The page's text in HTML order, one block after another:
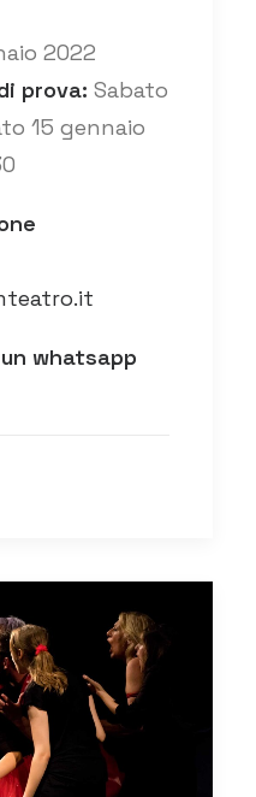
2022
prova: Sabato
15 gennaio
whatsapp